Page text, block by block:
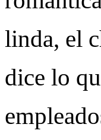
linda, el
dice lo